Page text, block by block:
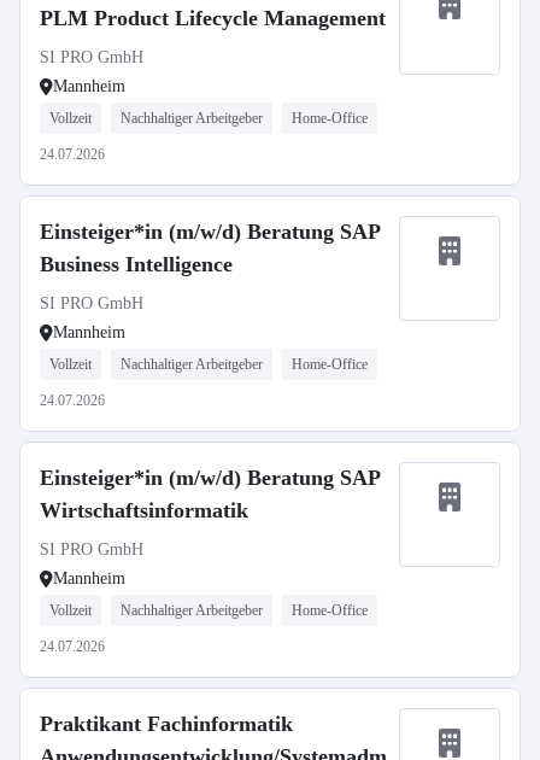
PLM Product Lifecycle Management
SI PRO GmbH
Mannheim
Vollzeit Nachhaltiger Arbeitgeber Home-Office
24.07.2026
Einsteiger*in (m/w/d) Beratung SAP
Business Intelligence
SI PRO GmbH
Mannheim
Vollzeit Nachhaltiger Arbeitgeber Home-Office
24.07.2026
Einsteiger*in (m/w/d) Beratung SAP
Wirtschaftsinformatik
SI PRO GmbH
Mannheim
Vollzeit Nachhaltiger Arbeitgeber Home-Office
24.07.2026
Praktikant Fachinformatik